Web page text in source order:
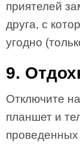
приятелей
друга, с
угодно
9.
Отключите
планшет и